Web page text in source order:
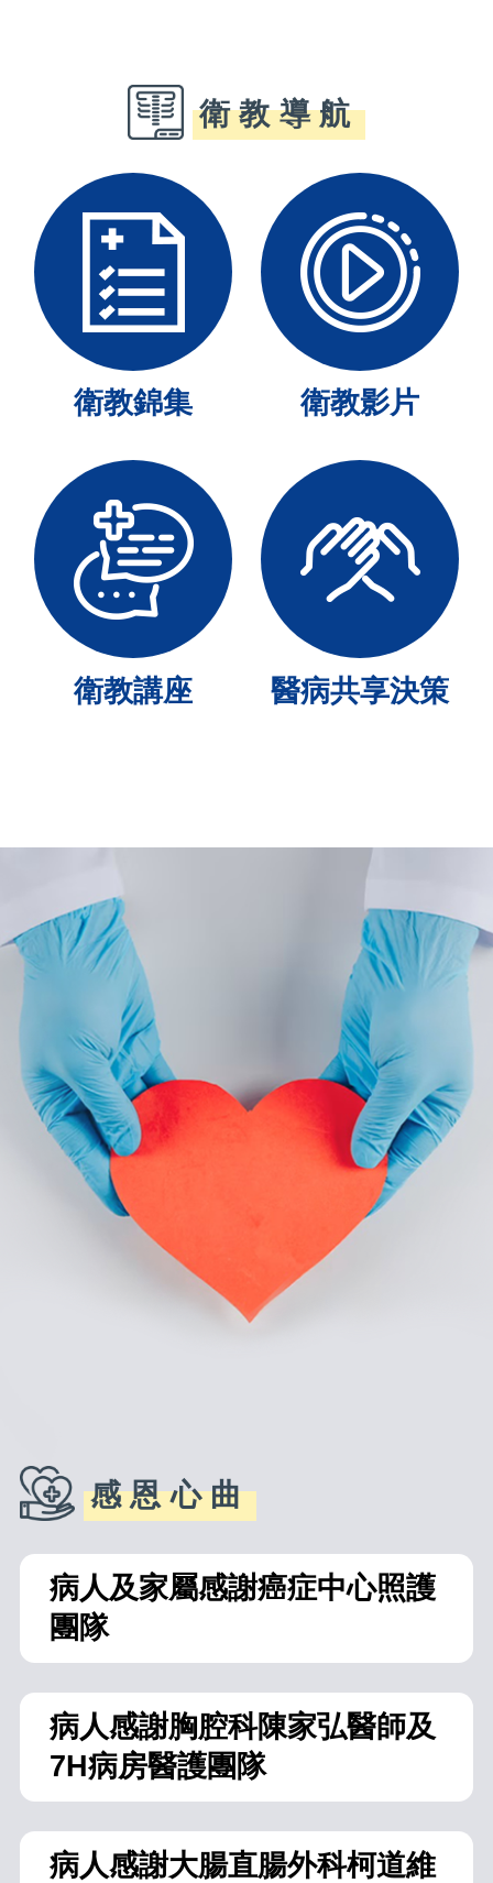
衛教導航
衛教錦集 衛教影片
衛教講座 醫病共享決策
感恩心曲
病人及家屬感謝癌症中心照護
團隊
病人感謝胸腔科陳家弘醫師及
7H病房醫護團隊
病人感謝大腸直腸外科柯道維